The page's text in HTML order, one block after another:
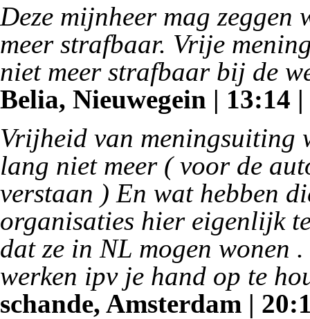
Deze mijnheer mag
meer strafbaar. Vrije
niet meer strafbaar bij de
Belia, Nieuwegein | 13:14 |
Vrijheid van meningsuiting
lang niet meer ( voor de
verstaan ) En wat hebben
organisaties hier eigenlijk
dat ze in NL mogen wonen
werken ipv je hand op te
schande, Amsterdam |